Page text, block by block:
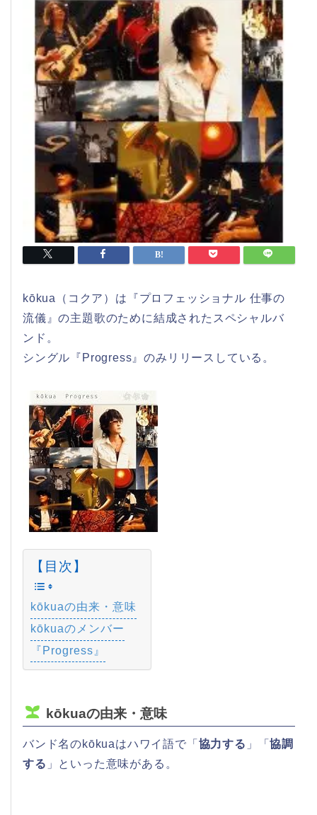
kōkua（コクア）は『プロフェッショナル 仕事の
流儀』の主題歌のために結成されたスペシャルバ
ンド。
シングル『Progress』のみリリースしている。
【目次】
kōkuaの由来・意味
kōkuaのメンバー
『Progress』
kōkuaの由来・意味
バンド名のkōkuaはハワイ語で「 協力する 」「協調
する 」といった意味がある。